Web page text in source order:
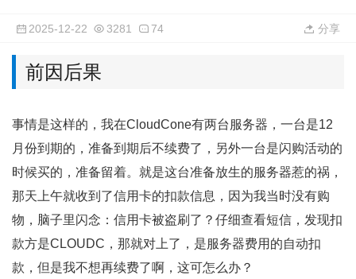
2025-12-22 3281 74 分享
前因后果
事情是这样的，我在CloudCone有两台服务器，一台是12
月份到期的，准备到期后不续费了，另外一台是闪购活动的
时候买的，准备留着。就是这台准备放生的服务器惹的祸，
那天上午就收到了信用卡的扣款信息，因为我当时没有购
物，脑子里闪念：信用卡被盗刷了？仔细查看短信，发现扣
款方是CLOUDC，那就对上了，是服务器费用的自动扣
款，但是我不想再续费了啊，这可怎么办？